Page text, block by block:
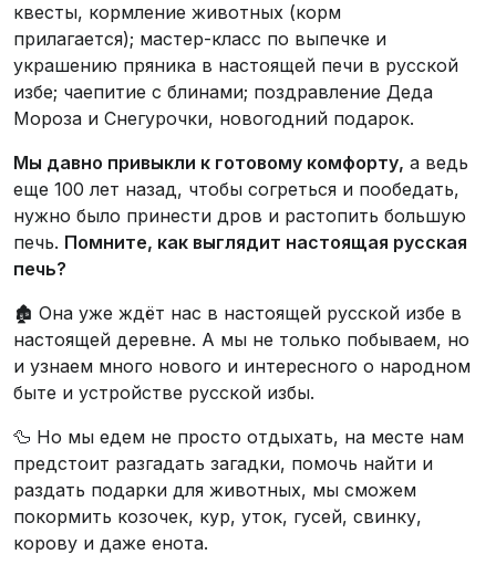
квесты, кормление животных (корм
прилагается); мастер-класс по выпечке и
украшению пряника в настоящей печи в русской
избе; чаепитие с блинами; поздравление Деда
Мороза и Снегурочки, новогодний подарок.
Мы давно привыкли к готовому комфорту, а ведь
еще 100 лет назад, чтобы согреться и пообедать,
нужно было принести дров и растопить большую
печь. Помните, как выглядит настоящая русская
печь?
🏚️ Она уже ждёт нас в настоящей русской избе в
настоящей деревне. А мы не только побываем, но
и узнаем много нового и интересного о народном
быте и устройстве русской избы.
🦆 Но мы едем не просто отдыхать, на месте нам
предстоит разгадать загадки, помочь найти и
раздать подарки для животных, мы сможем
покормить козочек, кур, уток, гусей, свинку,
корову и даже енота.